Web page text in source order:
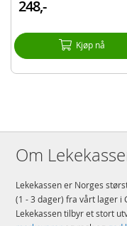
248,-
Kjøp nå
Om
Lekekassen er Norges
(1 - 3 dager) fra vårt lager i
Lekekassen tilbyr et stort